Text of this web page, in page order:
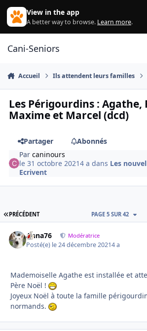
Aller au contenu
View in the app
A better way to browse. Learn more.
Cani-Seniors
Accueil Ils attendent leurs familles
Les Périgourdins : Agathe,
Maxime et Marcel (dcd)
Partager
Abonnés
Parcaninours
le 31 octobre 20214 a dans Les
Ecrivent
PREMIÈRE PAGE
PRÉCÉDENT PAGE 5 SUR 42
Anna76 Modératrice
Posté(e) le 24 décembre 20214 a
Mademoiselle Agathe est installée et
Père Noël !
Joyeux Noël à toute la famille
normands.